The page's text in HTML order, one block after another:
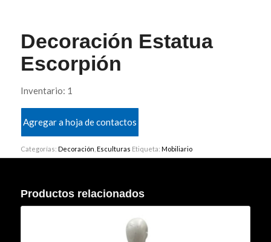
Decoración Estatua
Escorpión
Inventario: 1
Agregar a hoja de contactos
Categorías: Decoración Esculturas Etiqueta: Mobiliario
Productos relacionados